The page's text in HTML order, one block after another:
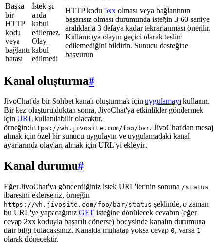
Başka
bir
HTTP
kodu
veya
bağlantı
hatası
İstek şu
anda
kabul
edilemez.
Olay
kabul
edilmedi
HTTP kodu 5xx olması veya bağlantının
başarısız olması durumunda isteğin 3-60 saniye
aralıklarla 3 defaya kadar tekrarlanması önerilir.
Kullanıcıya olayın geçici olarak teslim
edilemediğini bildirin. Sunucu desteğine
başvurun
Kanal oluşturma#
JivoChat'da bir Sohbet kanalı oluşturmak için uygulamayı kullanın.
Bir kez oluşturulduktan sonra, JivoChat'ya etkinlikler göndermek
için URL kullanılabilir olacaktır,
örneğin: https://wh.jivosite.com/foo/bar. JivoChat'dan mesaj
almak için özel bir sunucu uygulayın ve uygulamadaki kanal
ayarlarında olayları almak için URL'yi ekleyin.
Kanal durumu#
Eğer JivoChat'ya gönderdiğiniz istek URL'lerinin sonuna /status
ibaresini eklerseniz, örneğin
https://wh.jivosite.com/foo/bar/status şeklinde, o zaman
bu URL'ye yapacağınız GET isteğine dönülecek cevabın (eğer
cevap 2xx koduyla başarılı dönerse) bodysinde kanalın durumuna
dair bilgi bulacaksınız. Kanalda muhatap yoksa cevap 0, varsa 1
olarak dönecektir.